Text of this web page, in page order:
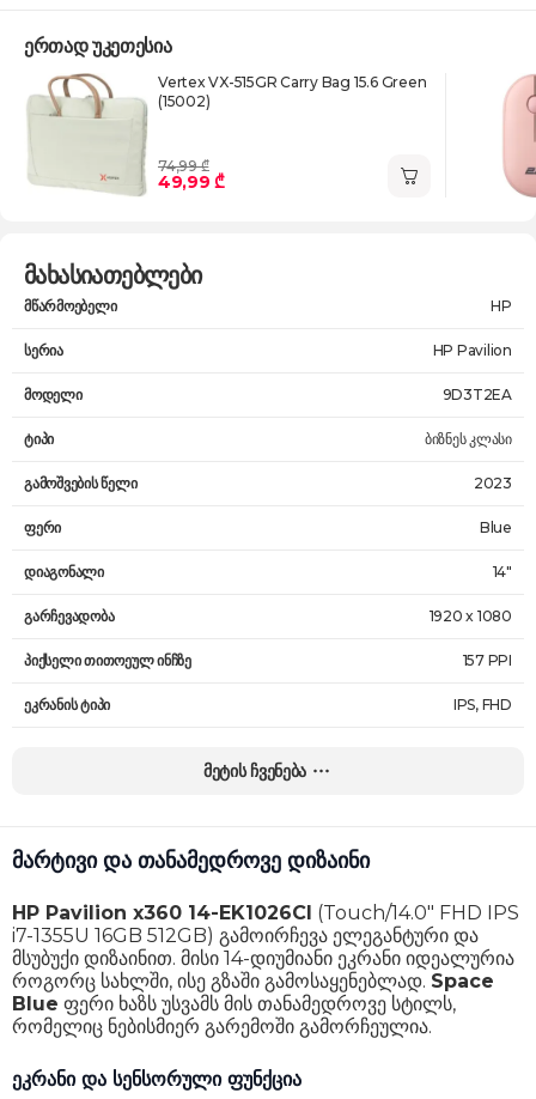
ერთად უკეთესია
Vertex VX-515GR Carry Bag 15.6 Green
(15002)
74,99 ₾
49,99 ₾
მახასიათებლები
მწარმოებელი HP
სერია HP Pavilion
მოდელი 9D3T2EA
ტიპი ბიზნეს კლასი
გამოშვების წელი 2023
ფერი Blue
დიაგონალი 14"
გარჩევადობა 1920 x 1080
პიქსელი თითოეულ ინჩზე 157 PPI
ეკრანის ტიპი IPS, FHD
პროცესორის სიჩქარე 3.7 GHz - 5.0 GHz
პროცესორის ნაკადი 1355U
ბირთვების რაოდენობა 10, მე-12 ნაკადი
მეტის ჩვენება
მარტივი და თანამედროვე დიზაინი
HP Pavilion x360 14-EK1026CI (Touch/14.0" FHD IPS
i7-1355U 16GB 512GB) გამოირჩევა ელეგანტური და
მსუბუქი დიზაინით. მისი 14-დიუმიანი ეკრანი იდეალურია
როგორც სახლში, ისე გზაში გამოსაყენებლად. Space
Blue ფერი ხაზს უსვამს მის თანამედროვე სტილს,
რომელიც ნებისმიერ გარემოში გამორჩეულია.
ეკრანი და სენსორული ფუნქცია